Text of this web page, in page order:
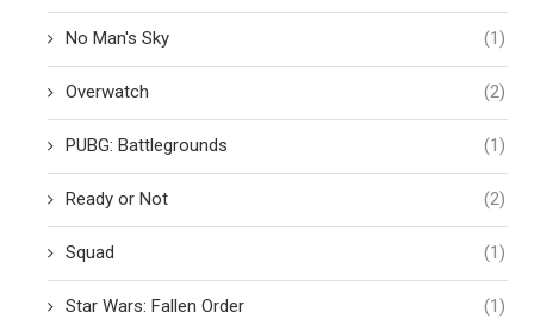
No Man's Sky (1)
Overwatch (2)
PUBG: Battlegrounds (1)
Ready or Not (2)
Squad (1)
Star Wars: Fallen Order (1)